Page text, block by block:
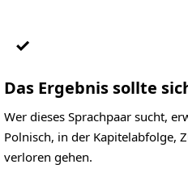
✓
Das Ergebnis sollte
Wer dieses Sprachpaar sucht,
Polnisch, in der Kapitelabfolge,
verloren gehen.